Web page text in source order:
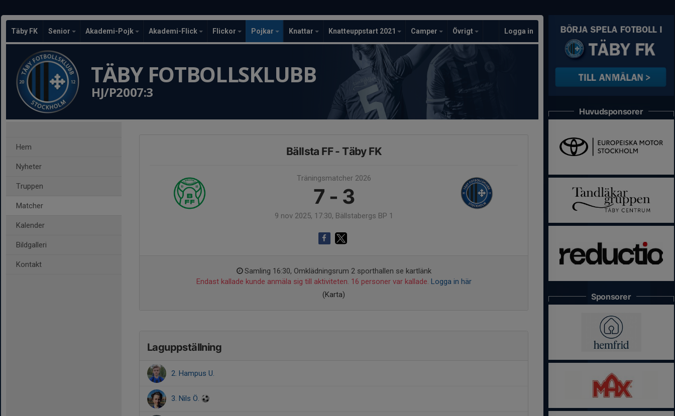
Täby FK Senior Akademi-Pojk Akademi-Flick Flickor Pojkar Knattar Knatteuppstart 2021 Camper Övrigt Logga in
TÄBY FOTBOLLSKLUBB
HJ/P2007:3
Hem
Nyheter
Truppen
Matcher
Kalender
Bildgalleri
Kontakt
Bällsta FF - Täby FK
Träningsmatcher 2026
7 - 3
9 nov 2025, 17:30, Bällstabergs BP 1
Samling 16:30, Omklädningsrum 2 sporthallen se kartlänk
Endast kallade kunde anmäla sig till aktiviteten. 16 personer var kallade. Logga in här
(Karta)
Laguppställning
2. Hampus U.
3. Nils Ö.
Huvudsponsorer
Sponsorer